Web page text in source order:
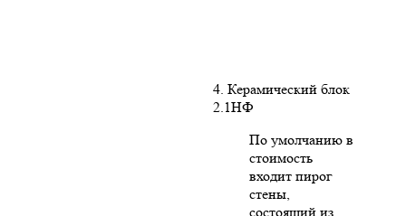
4. Керамический блок
2.1НФ
По умолчанию в
стоимость
входит пирог
стены,
состоящий из